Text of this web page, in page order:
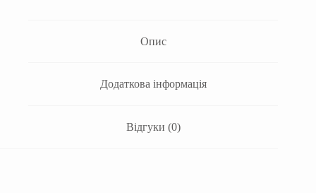
Опис
Додаткова інформація
Відгуки (0)